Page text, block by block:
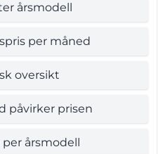
årsmodell
per måned
oversikt
påvirker prisen
årsmodell